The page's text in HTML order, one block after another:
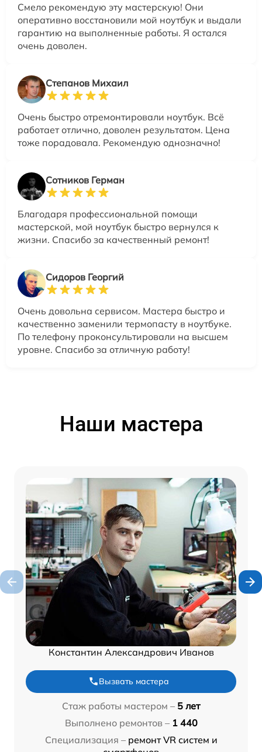
Смело рекомендую эту мастерскую! Они
оперативно восстановили мой ноутбук и выдали
гарантию на выполненные работы. Я остался
очень доволен.
Степанов Михаил
Очень быстро отремонтировали ноутбук. Всё
работает отлично, доволен результатом. Цена
тоже порадовала. Рекомендую однозначно!
Сотников Герман
Благодаря профессиональной помощи
мастерской, мой ноутбук быстро вернулся к
жизни. Спасибо за качественный ремонт!
Сидоров Георгий
Очень довольна сервисом. Мастера быстро и
качественно заменили термопасту в ноутбуке.
По телефону проконсультировали на высшем
уровне. Спасибо за отличную работу!
Наши мастера
Константин Александрович Иванов
Вызвать мастера
Стаж работы мастером – 5 лет
Выполнено ремонтов – 1 440
Специализация – ремонт VR систем и